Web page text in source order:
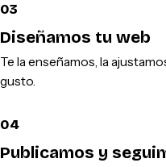
03
Diseñamos tu web
Te la enseñamos, la
gusto.
04
Publicamos y